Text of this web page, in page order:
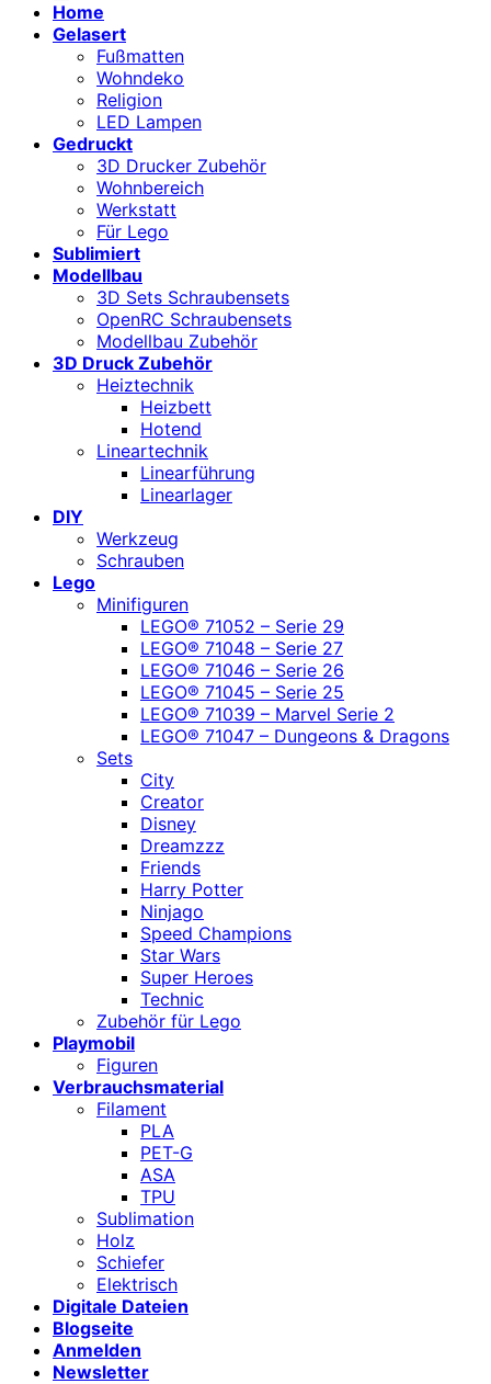
Home
Gelasert
Fußmatten
Wohndeko
Religion
LED Lampen
Gedruckt
3D Drucker Zubehör
Wohnbereich
Werkstatt
Für Lego
Sublimiert
Modellbau
3D Sets Schraubensets
OpenRC Schraubensets
Modellbau Zubehör
3D Druck Zubehör
Heiztechnik
Heizbett
Hotend
Lineartechnik
Linearführung
Linearlager
DIY
Werkzeug
Schrauben
Lego
Minifiguren
LEGO® 71052 – Serie 29
LEGO® 71048 – Serie 27
LEGO® 71046 – Serie 26
LEGO® 71045 – Serie 25
LEGO® 71039 – Marvel Serie 2
LEGO® 71047 – Dungeons & Dragons
Sets
City
Creator
Disney
Dreamzzz
Friends
Harry Potter
Ninjago
Speed Champions
Star Wars
Super Heroes
Technic
Zubehör für Lego
Playmobil
Figuren
Verbrauchsmaterial
Filament
PLA
PET-G
ASA
TPU
Sublimation
Holz
Schiefer
Elektrisch
Digitale Dateien
Blogseite
Anmelden
Newsletter